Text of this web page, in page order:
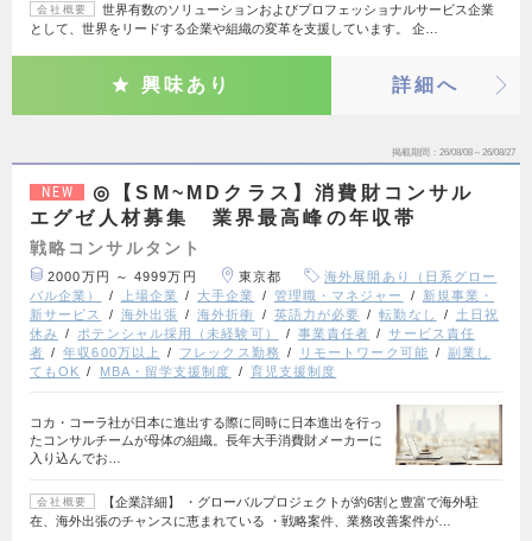
会社概要
世界有数のソリューションおよびプロフェッショナルサービス企業
として、世界をリードする企業や組織の変革を支援しています。 企…
興味あり 詳細へ
掲載期間 26/08/08～26/08/27
NEW
◎【SM~MDクラス】消費財コンサル
エグゼ人材募集 業界最高峰の年収帯
戦略コンサルタント
2000万円 ～ 4999万円 東京都
海外展開あり（日系グロー
バル企業）
上場企業 大手企業 管理職・マネジャー
新規事業・
新サービス
海外出張 海外折衝 英語力が必要 転勤なし
土日祝
休み
ポテンシャル採用（未経験可） 事業責任者
サービス責任
者
年収600万以上 フレックス勤務 リモートワーク可能
副業し
てもOK
MBA・留学支援制度 育児支援制度
コカ・コーラ社が日本に進出する際に同時に日本進出を行っ
たコンサルチームが母体の組織。長年大手消費財メーカーに
入り込んでお…
会社概要
【企業詳細】 ・グローバルプロジェクトが約6割と豊富で海外駐
在、海外出張のチャンスに恵まれている ・戦略案件、業務改善案件が…